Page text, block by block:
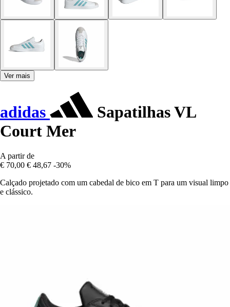
Ver mais
adidas
Sapatilhas VL
Court Mer
A partir de
€ 70,00 € 48,67 -30%
Calçado projetado com um cabedal de bico em T para um visual limpo
e clássico.